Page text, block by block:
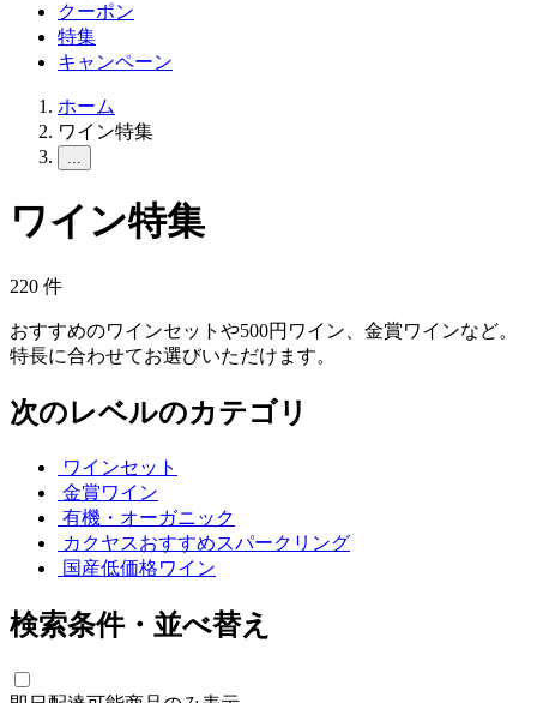
クーポン
特集
キャンペーン
ホーム
ワイン特集
...
ワイン特集
220 件
おすすめのワインセットや500円ワイン、金賞ワインなど。
特長に合わせてお選びいただけます。
次のレベルのカテゴリ
ワインセット
金賞ワイン
有機・オーガニック
カクヤスおすすめスパークリング
国産低価格ワイン
検索条件・並べ替え